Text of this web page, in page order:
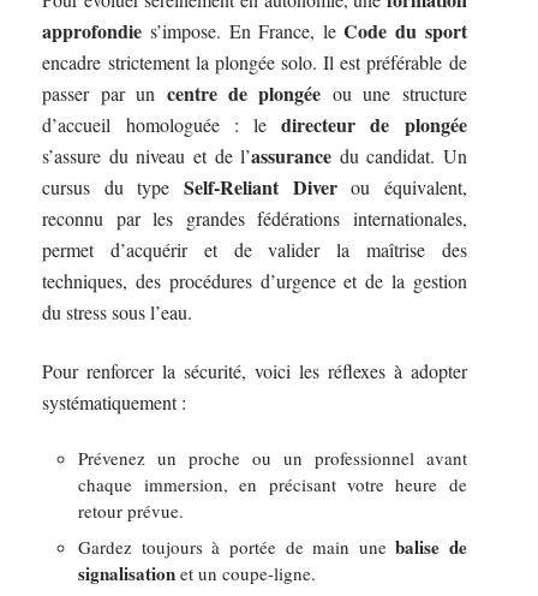
approfondie s’impose. En France, leCode du sport
encadre strictement la plongée solo. Il est préférable de
passer par un centre de plongée ou une structure
d’accueil homologuée : ledirecteur de plongée
s’assure du niveau et de l’assurance du candidat. Un
cursus du type Self-Reliant Diverou équivalent,
reconnu par les grandes fédérations internationales,
permet d’acquérir et de valider la maîtrise des
techniques, des procédures d’urgence et de la gestion
du stress sous l’eau.
Pour renforcer la sécurité, voici les réflexes à adopter
systématiquement :
Prévenez un proche ou un professionnel avant
chaque immersion, en précisant votre heure de
retour prévue.
Gardez toujours à portée de main unebalise de
signalisation et un coupe-ligne.